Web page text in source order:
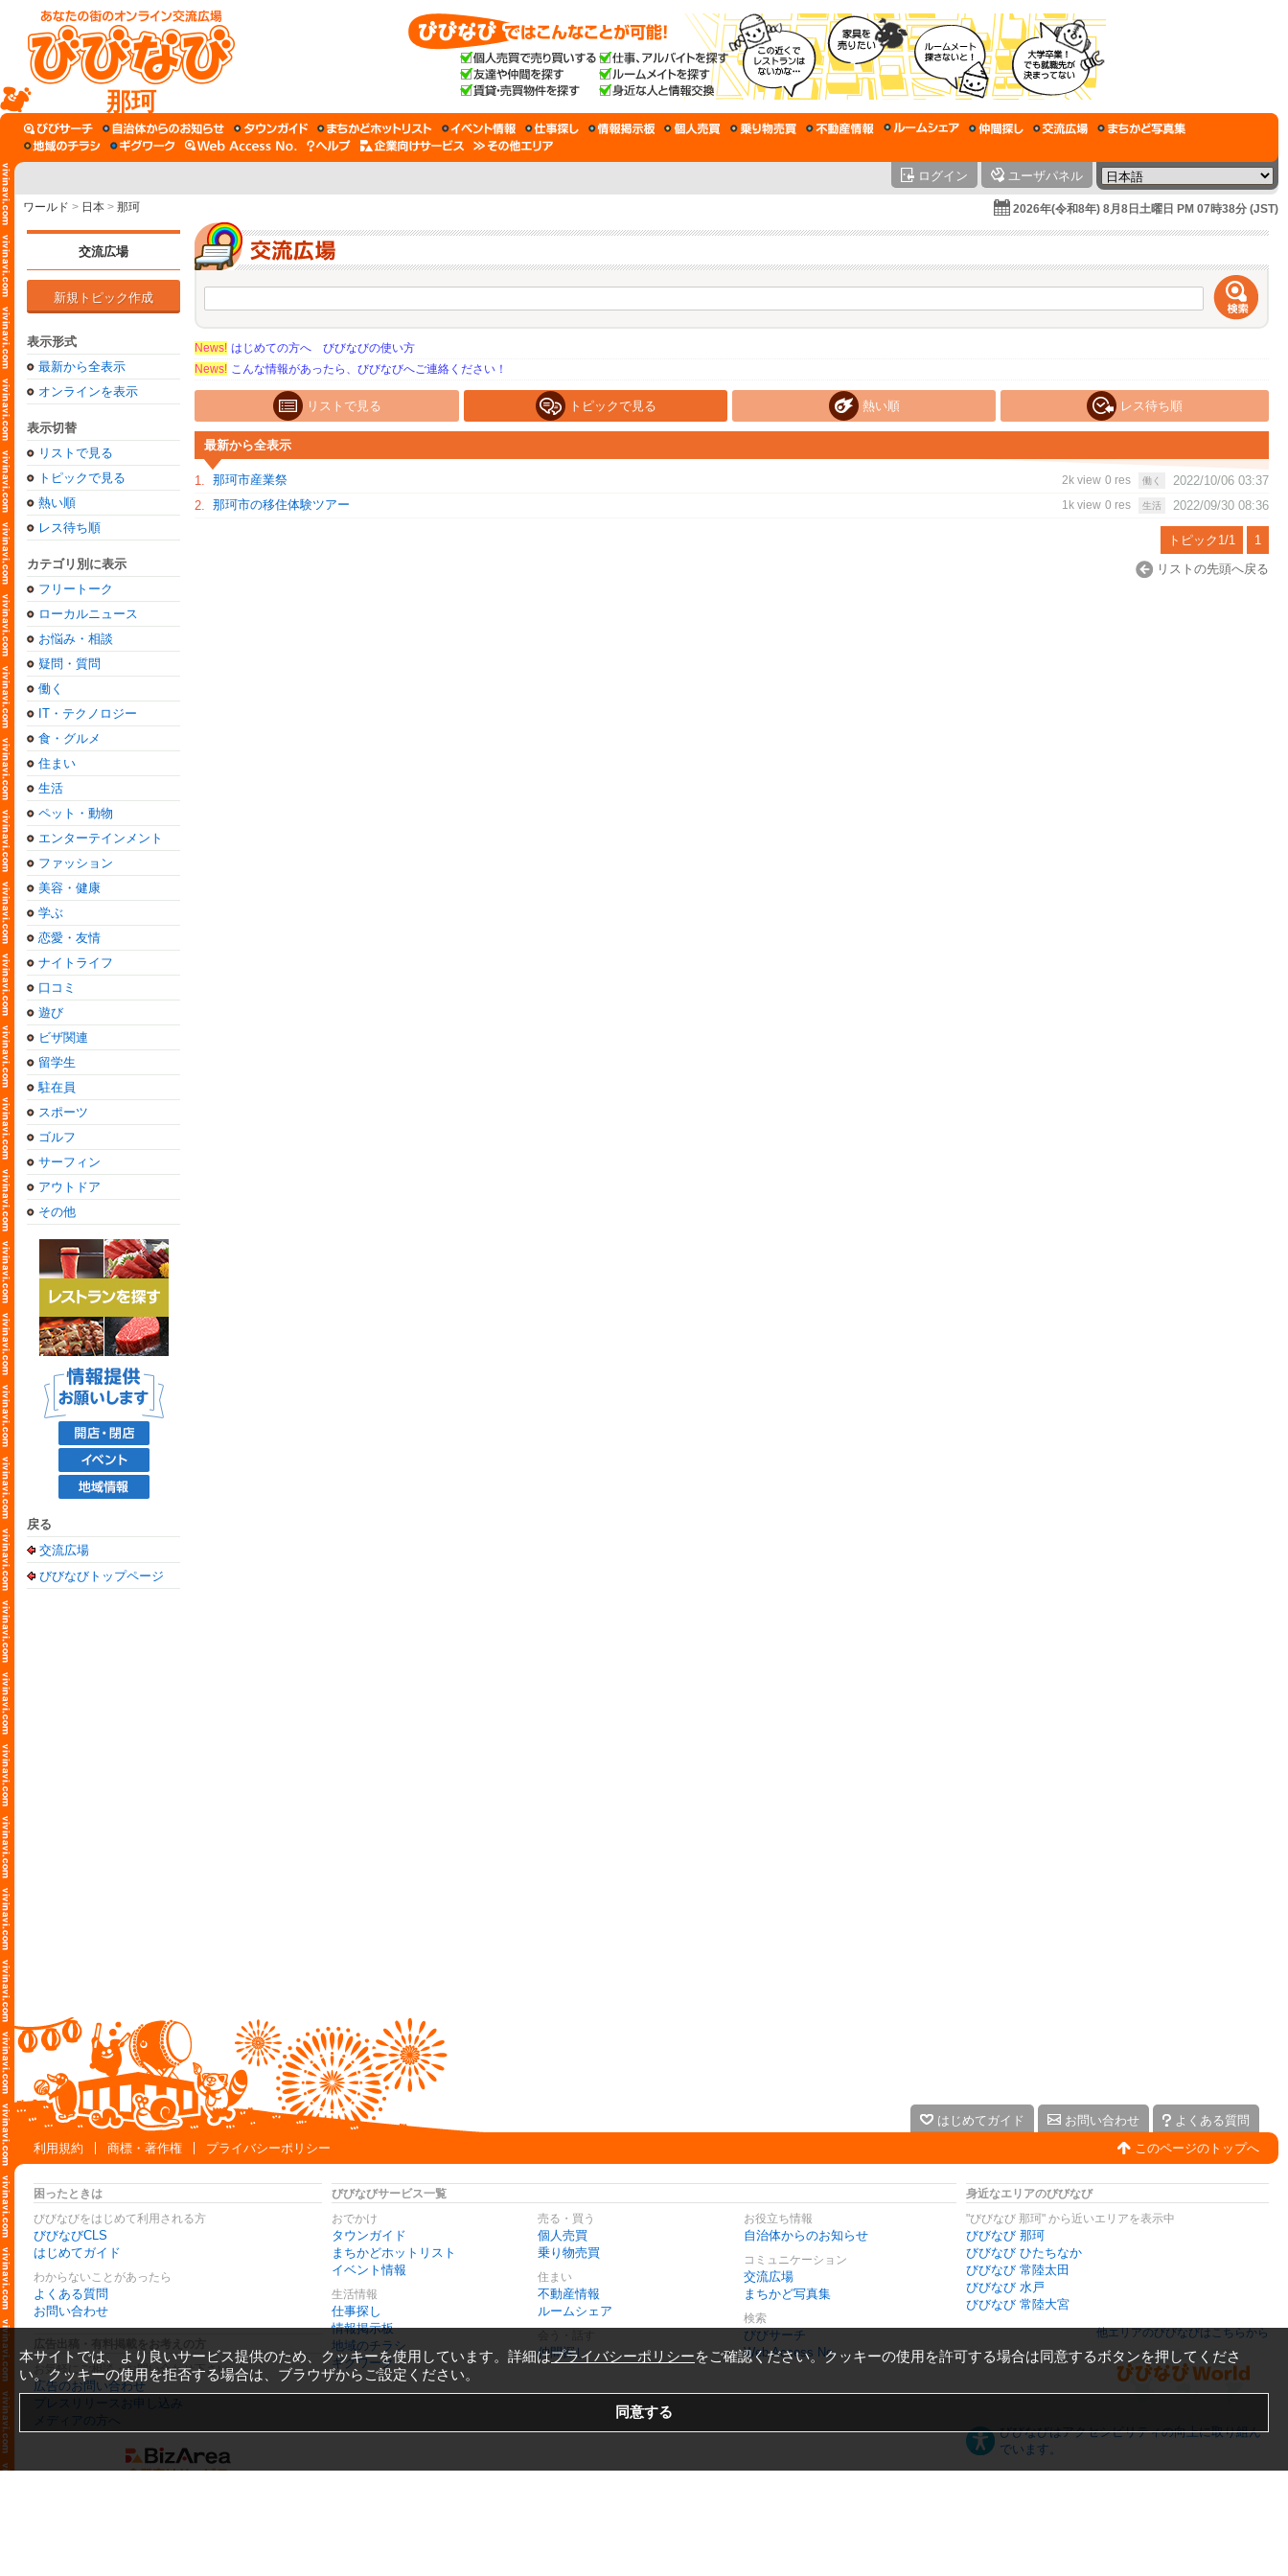
那珂
ログイン ユーザパネル
ワールド > 日本 > 那珂 2026年(令和8年) 8月8日土曜日 PM 07時38分 (JST)
交流広場
新規トピック作成
表示形式
最新から全表示
オンラインを表示
表示切替
リストで見る
トピックで見る
熱い順
レス待ち順
カテゴリ別に表示
フリートーク
ローカルニュース
お悩み・相談
疑問・質問
働く
IT・テクノロジー
食・グルメ
住まい
生活
ペット・動物
エンターテインメント
ファッション
美容・健康
学ぶ
恋愛・友情
ナイトライフ
口コミ
遊び
ビザ関連
留学生
駐在員
スポーツ
ゴルフ
サーフィン
アウトドア
その他
戻る
交流広場
びびなびトップページ
News! はじめての方へ びびなびの使い方
News! こんな情報があったら、びびなびへご連絡ください！
リストで見る トピックで見る 熱い順 レス待ち順
最新から全表示
1. 那珂市産業祭 2k view 0 res 働く
2022/10/06 03:37
2. 那珂市の移住体験ツアー 1k view 0 res 生活 2022/09/30 08:36
トピック1/1
1
リストの先頭へ戻る
はじめてガイド お問い合わせ
よくある質問
利用規約
商標・著作権 プライバシーポリシー このページのトップへ
困ったときは
びびなびをはじめて利用される方
びびなびCLS
はじめてガイド
わからないことがあったら
よくある質問
お問い合わせ
お気軽にご相談・お問い合わせ下さい
広告のお問い合わせ
プレスリリースお申し込み
メディアの方へ
びびなびサービス一覧
おでかけ
タウンガイド
まちかどホットリスト
イベント情報
生活情報
仕事探し
情報掲示板
地域のチラシ
ギグワーク
売る・買う
個人売買
乗り物売買
住まい
不動産情報
ルームシェア
仲間探し
お役立ち情報
自治体からのお知らせ
コミュニケーション
交流広場
まちかど写真集
検索
びびサーチ
Web Access No.
身近なエリアのびびなび
"びびなび 那珂" から近いエリアを表示中
びびなび 那珂
びびなび ひたちなか
びびなび 常陸太田
びびなび 水戸
びびなび 常陸大宮
他エリアのびびなびはこちらから
びびなびはアクセシビリティの向上に取り組ん
でいます。
本サイトでは、より良いサービス提供のため、クッキーを使用しています。詳細はプライバシーポリシーをご確認ください。クッキーの使用を許可する場合は同意するボタンを押してくださ
い。クッキーの使用を拒否する場合は、ブラウザからご設定ください。